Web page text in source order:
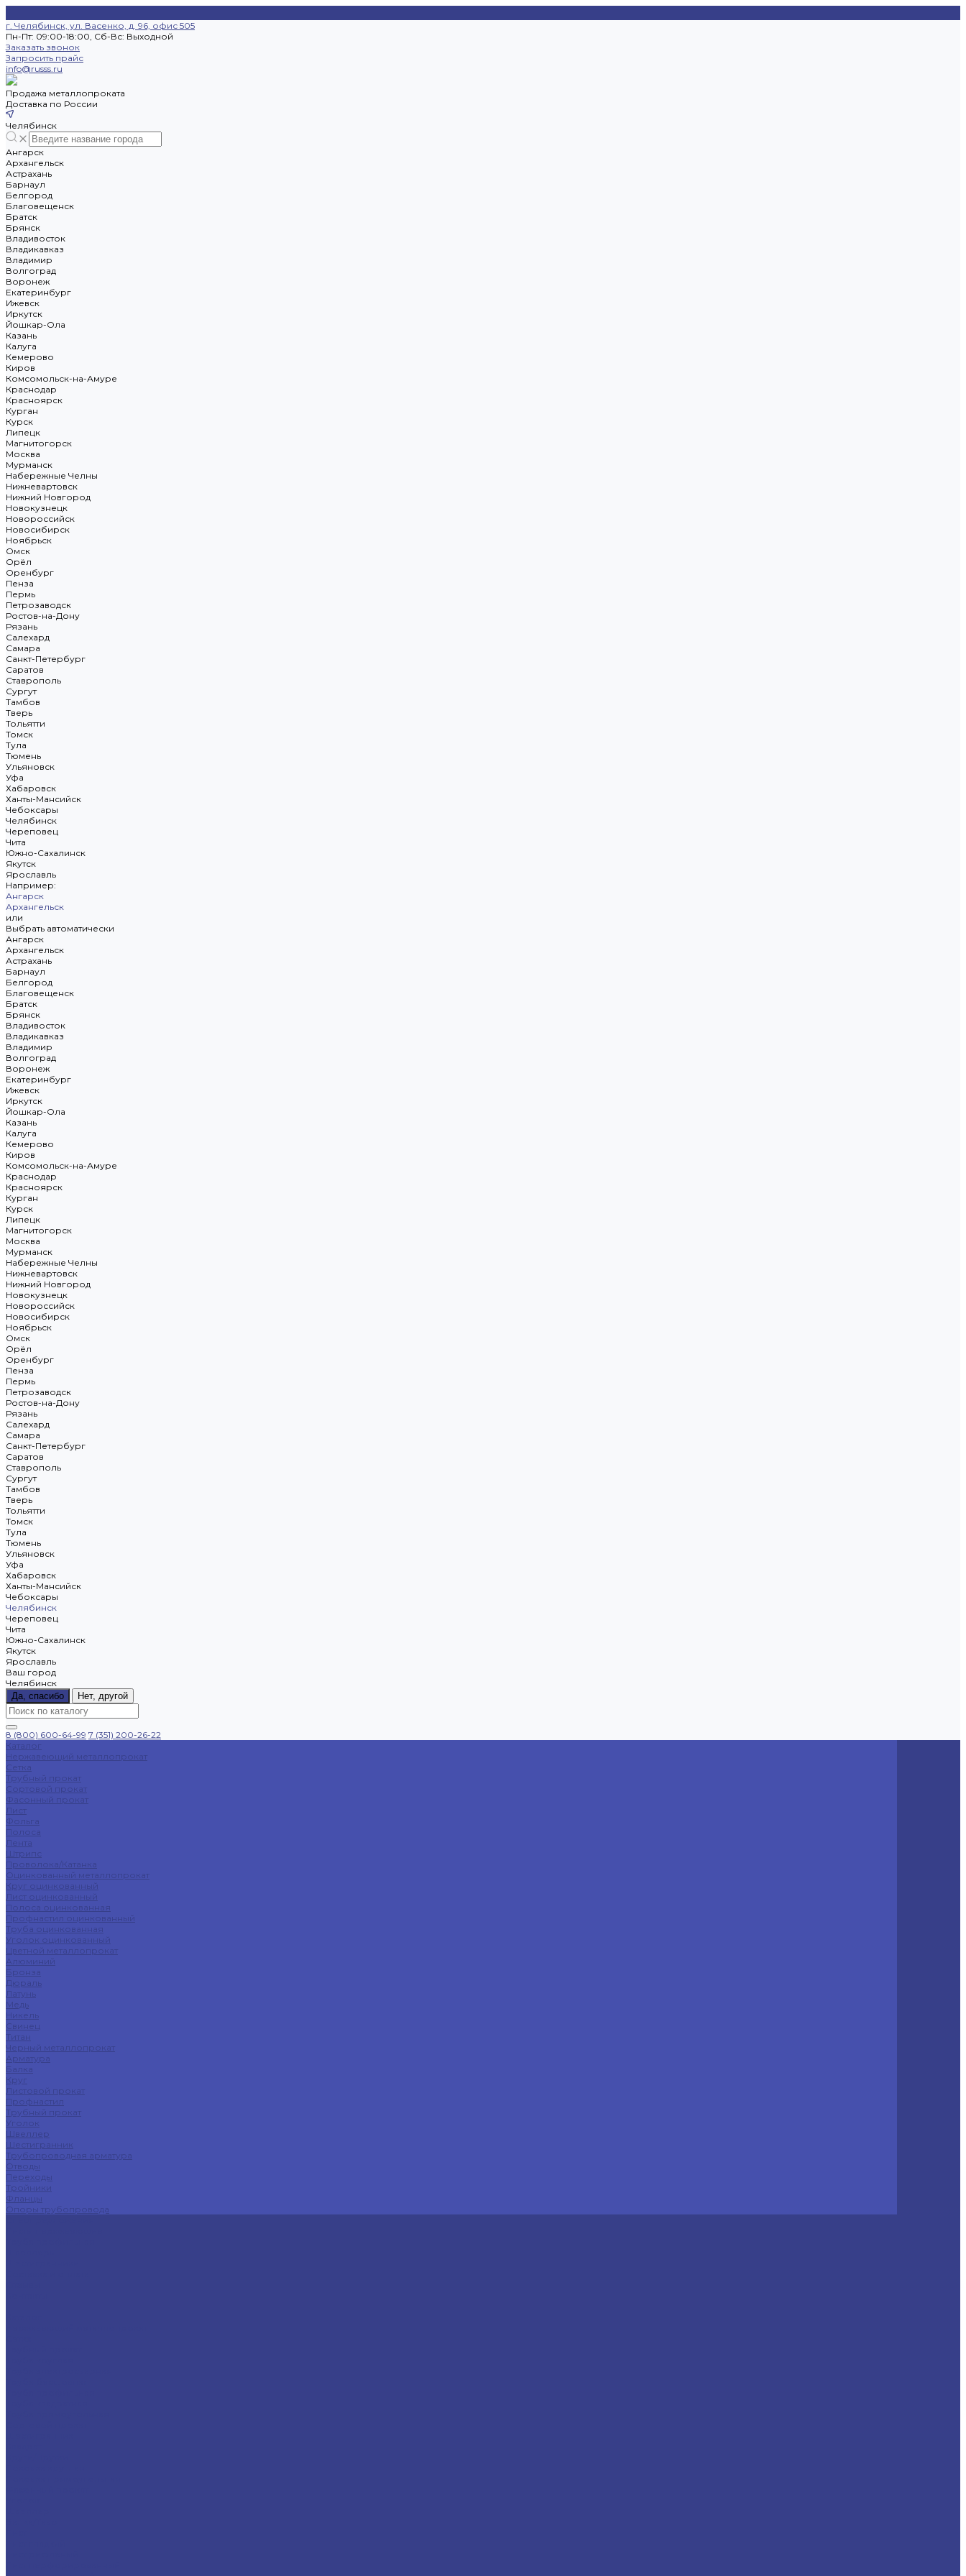
г. Челябинск, ул. Васенко, д. 96, офис 505
Пн-Пт: 09:00-18:00, Cб-Вс: Выходной
Заказать звонок
Запросить прайс
info@russs.ru
Продажа металлопроката
Доставка по России
Челябинск
Ангарск
Архангельск
Астрахань
Барнаул
Белгород
Благовещенск
Братск
Брянск
Владивосток
Владикавказ
Владимир
Волгоград
Воронеж
Екатеринбург
Ижевск
Иркутск
Йошкар-Ола
Казань
Калуга
Кемерово
Киров
Комсомольск-на-Амуре
Краснодар
Красноярск
Курган
Курск
Липецк
Магнитогорск
Москва
Мурманск
Набережные Челны
Нижневартовск
Нижний Новгород
Новокузнецк
Новороссийск
Новосибирск
Ноябрьск
Омск
Орёл
Оренбург
Пенза
Пермь
Петрозаводск
Ростов-на-Дону
Рязань
Салехард
Самара
Санкт-Петербург
Саратов
Ставрополь
Сургут
Тамбов
Тверь
Тольятти
Томск
Тула
Тюмень
Ульяновск
Уфа
Хабаровск
Ханты-Мансийск
Чебоксары
Челябинск
Череповец
Чита
Южно-Сахалинск
Якутск
Ярославль
Например:
Ангарск
Архангельск
или
Выбрать автоматически
Ангарск
Архангельск
Астрахань
Барнаул
Белгород
Благовещенск
Братск
Брянск
Владивосток
Владикавказ
Владимир
Волгоград
Воронеж
Екатеринбург
Ижевск
Иркутск
Йошкар-Ола
Казань
Калуга
Кемерово
Киров
Комсомольск-на-Амуре
Краснодар
Красноярск
Курган
Курск
Липецк
Магнитогорск
Москва
Мурманск
Набережные Челны
Нижневартовск
Нижний Новгород
Новокузнецк
Новороссийск
Новосибирск
Ноябрьск
Омск
Орёл
Оренбург
Пенза
Пермь
Петрозаводск
Ростов-на-Дону
Рязань
Салехард
Самара
Санкт-Петербург
Саратов
Ставрополь
Сургут
Тамбов
Тверь
Тольятти
Томск
Тула
Тюмень
Ульяновск
Уфа
Хабаровск
Ханты-Мансийск
Чебоксары
Челябинск
Череповец
Чита
Южно-Сахалинск
Якутск
Ярославль
Ваш город
Челябинск
Да, спасибо
Нет, другой
8 (800) 600-64-99 7 (351) 200-26-22
Каталог
Нержавеющий металлопрокат
Сетка
Трубный прокат
Сортовой прокат
Фасонный прокат
Лист
Фольга
Полоса
Лента
Штрипс
Проволока/Катанка
Оцинкованный металлопрокат
Круг оцинкованный
Лист оцинкованный
Полоса оцинкованная
Профнастил оцинкованный
Труба оцинкованная
Уголок оцинкованный
Цветной металлопрокат
Алюминий
Бронза
Дюраль
Латунь
Медь
Никель
Свинец
Титан
Черный металлопрокат
Арматура
Балка
Круг
Листовой прокат
Профнастил
Трубный прокат
Уголок
Швеллер
Шестигранник
Трубопроводная арматура
Отводы
Переходы
Тройники
Фланцы
Опоры трубопровода